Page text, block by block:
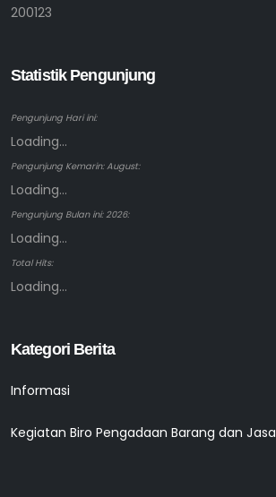
200123
Statistik Pengunjung
Pengunjung Hari ini:
Loading...
Pengunjung Kemarin: August:
Loading...
Pengunjung Bulan ini: 2026:
Loading...
Total Hits:
Loading...
Kategori Berita
Informasi
Kegiatan Biro Pengadaan Barang dan Jasa